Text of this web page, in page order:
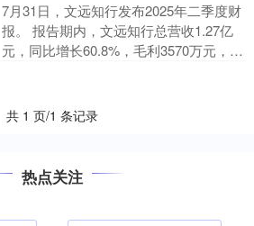
7月31日，文远知行发布2025年二季度财
报。 报告期内，文远知行总营收1.27亿
元，同比增长60.8%，毛利3570万元，同
共 1 页/1 条记录
热点关注